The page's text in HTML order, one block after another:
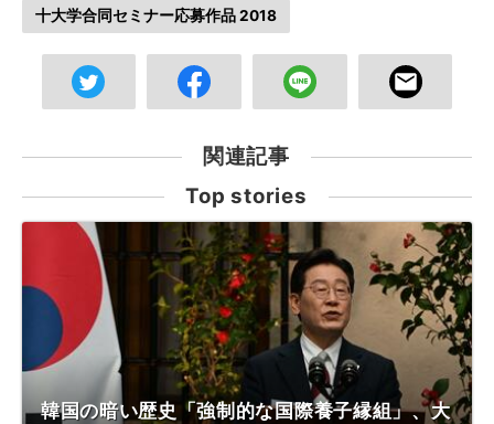
十大学合同セミナー応募作品 2018
関連記事
Top stories
韓国の暗い歴史「強制的な国際養子縁組」、大